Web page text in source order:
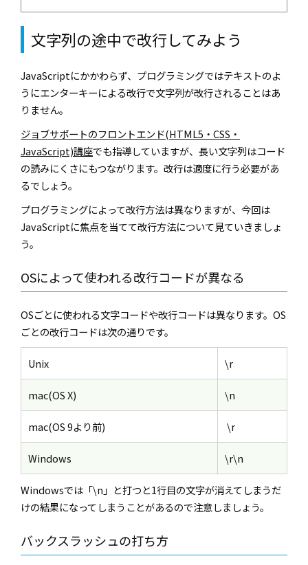
文字列の途中で改行してみよう
JavaScriptにかかわらず、プログラミングではテキストのよ
うにエンターキーによる改行で文字列が改行されることはあ
りません。
ジョブサポートのフロントエンド(HTML5・CSS・
JavaScript)講座でも指導していますが、長い文字列はコード
の読みにくさにもつながります。改行は適度に行う必要があ
るでしょう。
プログラミングによって改行方法は異なりますが、今回は
JavaScriptに焦点を当てて改行方法について見ていきましょ
う。
OSによって使われる改行コードが異なる
OSごとに使われる文字コードや改行コードは異なります。OS
ごとの改行コードは次の通りです。
Unix \r
mac(OS X) \n
mac(OS 9より前) \r
Windows \r\n
Windowsでは「\n」と打つと1行目の文字が消えてしまうだ
けの結果になってしまうことがあるので注意しましょう。
バックスラッシュの打ち方